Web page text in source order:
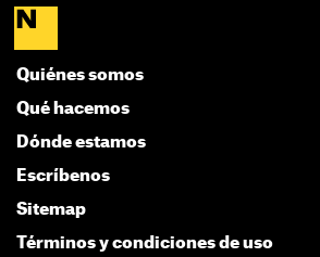
Quiénes somos
Qué hacemos
Dónde estamos
Escríbenos
Sitemap
Términos y condiciones de uso